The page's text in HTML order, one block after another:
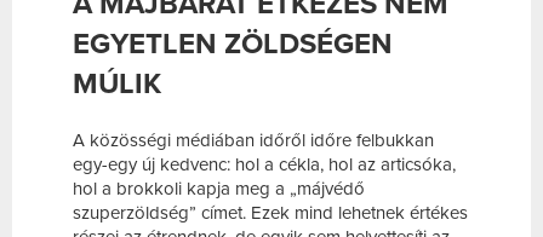
EGYETLEN ZÖLDSÉGEN
MÚLIK
A közösségi médiában időről időre felbukkan
egy-egy új kedvenc: hol a cékla, hol az articsóka,
hol a brokkoli kapja meg a „májvédő
szuperzöldség” címet. Ezek mind lehetnek értékes